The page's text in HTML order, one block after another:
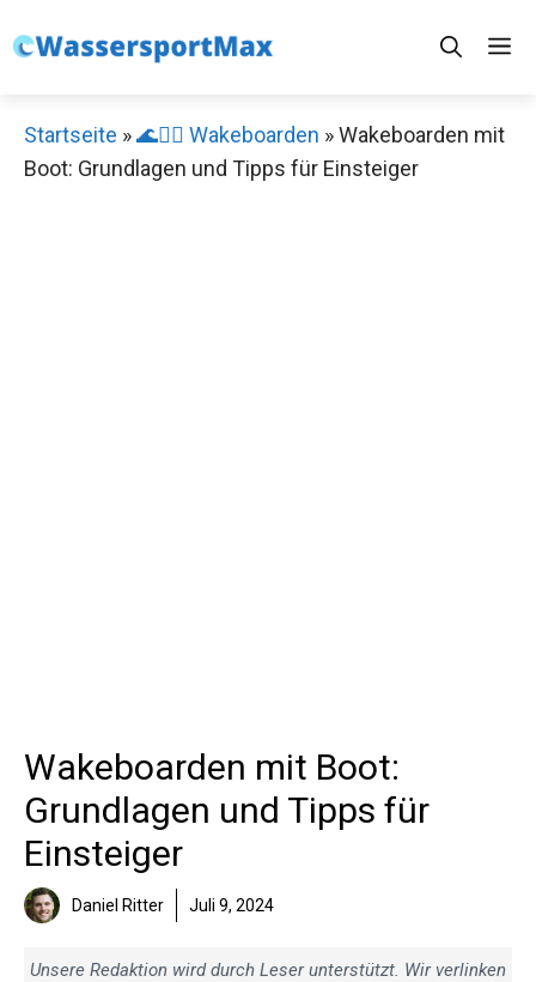
Inhalt
Startseite »🌊🏄‍♂️ Wakeboarden »Wakeboarden mit
Boot: Grundlagen und Tipps für Einsteiger
Wakeboarden mit Boot:
Grundlagen und Tipps für
Einsteiger
Daniel Ritter Juli 9, 2024
Unsere Redaktion wird durch Leser unterstützt. Wir verlinken